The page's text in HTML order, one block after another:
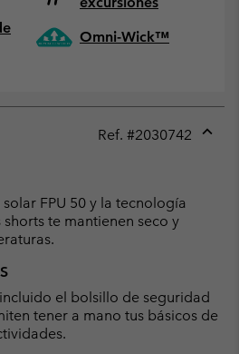
Omni-Wick™
Ref. #2030742
FPU 50 y la tecnología
te mantienen seco y
el bolsillo de seguridad
tener a mano tus básicos de